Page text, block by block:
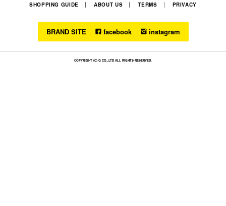
SHOPPING GUIDE ABOUT US TERMS PRIVACY
BRAND SITE facebook instagram
COPYRIGHT (C) Q CO.,LTD ALL RIGHTS RESERVED.